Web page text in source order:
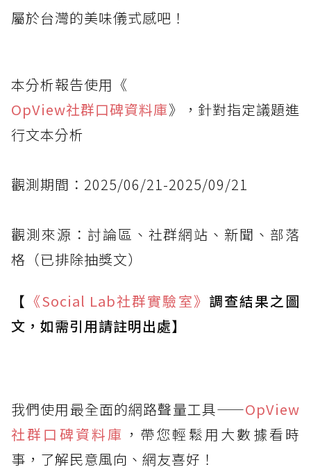
屬於台灣的美味儀式感吧！
本分析報告使用《
OpView社群口碑資料庫》，針對指定議題進
行文本分析
觀測期間：2025/06/21-2025/09/21
觀測來源：討論區、社群網站、新聞、部落
格（已排除抽獎文）
【 《Social Lab社群實驗室》 調查結果之圖
文，如需引用請註明出處】
我們使用最全面的網路聲量工具——OpView
社群口碑資料庫 ，帶您輕鬆用大數據看時
事，了解民意風向、網友喜好！